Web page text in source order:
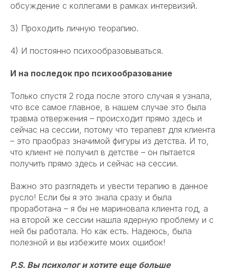
обсуждение с коллегами в рамках интервизий.
3) Проходить личную теорапию.
4) И постоянно психообразовываться.
И на последок про психообразование
Только спустя 2 года после этого случая я узнала,
что все самое главное, в нашем случае это была
травма отвержения – происходит прямо здесь и
сейчас на сессии, потому что терапевт для клиента
– это праобраз значимой фигуры из детства. И то,
что клиент не получил в детстве – он пытается
получить прямо здесь и сейчас на сессии.
Важно это разглядеть и увести терапию в данное
русло! Если бы я это знала сразу и была
проработана – я бы не мариновала клиента год, а
на второй же сессии нашла ядерную проблему и с
ней бы работала. Но как есть. Надеюсь, была
полезной и вы избежите моих ошибок!
P.S. Вы психолог и хотите еще больше